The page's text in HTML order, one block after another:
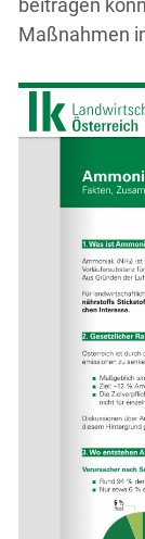
Maßnahmen